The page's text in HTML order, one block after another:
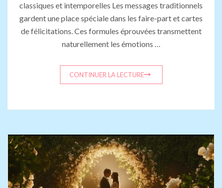
classiques et intemporelles Les messages traditionnels
gardent une place spéciale dans les faire-part et cartes
de félicitations. Ces formules éprouvées transmettent
naturellement les émotions …
CONTINUER LA LECTURE